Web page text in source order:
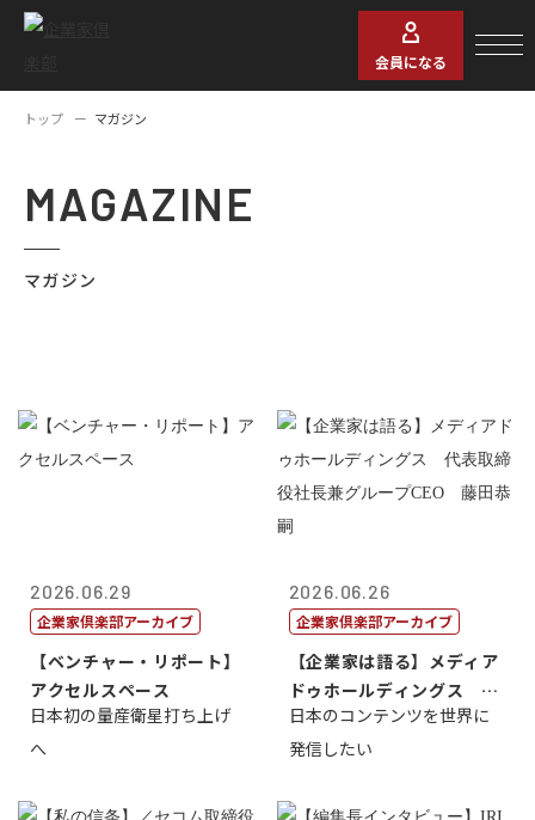
会員になる
トップ マガジン
MAGAZINE
マガジン
2026.06.29
企業家倶楽部アーカイブ
【ベンチャー・リポート】
アクセルスペース
日本初の量産衛星打ち上げ
へ
2026.06.26
企業家倶楽部アーカイブ
【企業家は語る】メディア
ドゥホールディングス 代
表取締役社長...
日本のコンテンツを世界に
発信したい